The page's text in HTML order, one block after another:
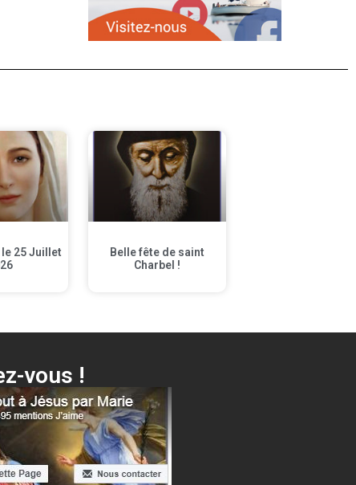
25 Juillet
Belle fête de saint
Charbel !
Voici ta Mère + différentes surprises…
vous !